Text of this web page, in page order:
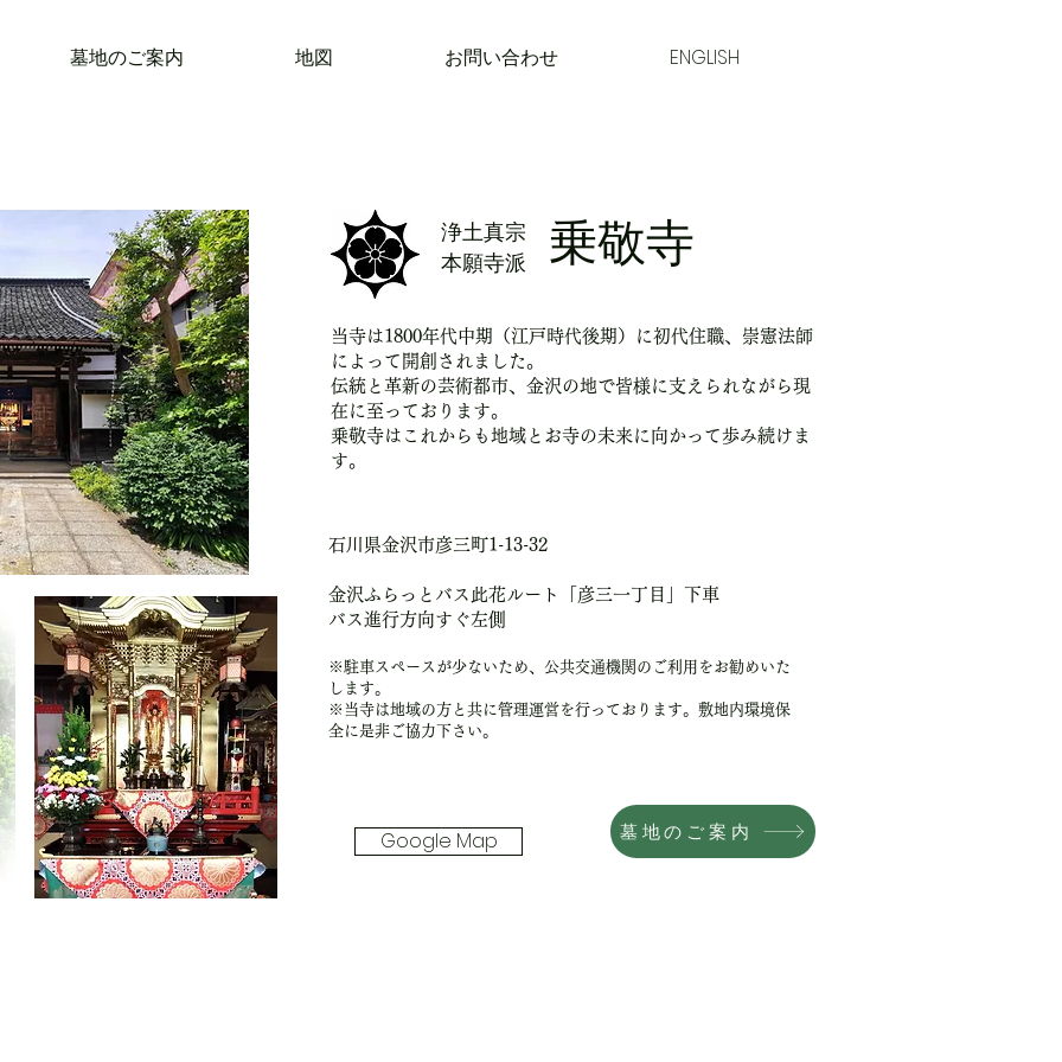
墓地のご案内 地図 お問い合わせ ENGLISH
Google Map
浄土真宗
本願寺派
乗敬寺
当寺は1800年代中期（江戸時代後期）に初代住職、崇憲法師
によって開創されました。
伝統と革新の芸術都市、金沢の地で皆様に支えられながら現
在に至っております。
乗敬寺はこれからも地域とお寺の未来に向かって歩み続けま
す。
石川県金沢市彦三町1-13-32
金沢ふらっとバス此花ルート「彦三一丁目」下車
バス進行方向すぐ左側
※駐車スペースが少ないため、公共交通機関のご利用をお勧めいた
します。
※当寺は地域の方と共に管理運営を行っております。敷地内環境保
全に是非ご協力下さい。
墓地のご案内